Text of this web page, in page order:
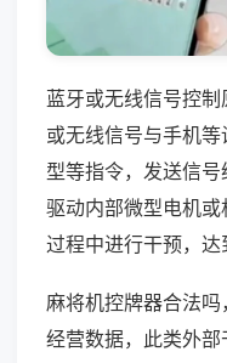
蓝牙或无线信号控
或无线信号与手机
型等指令，发送信
驱动内部微型电机
过程中进行干预，达
麻将机控牌器合法
经营数据，此类外